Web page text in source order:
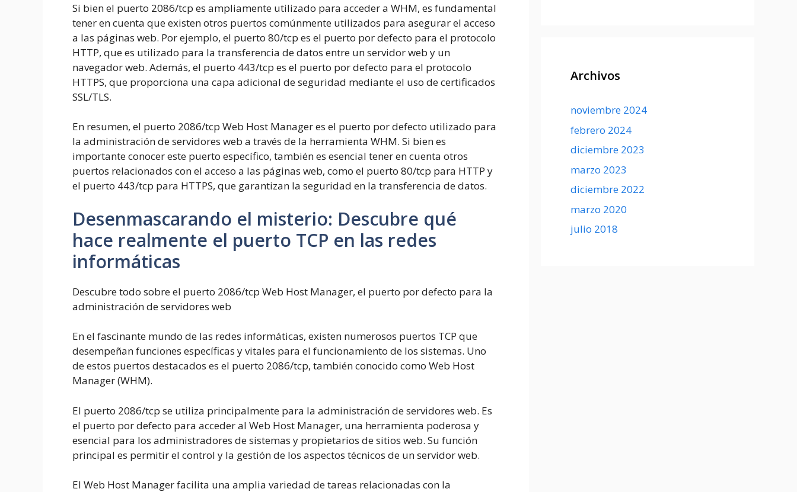
Si bien el puerto 2086/tcp es ampliamente utilizado para acceder a WHM, es fundamental
tener en cuenta que existen otros puertos comúnmente utilizados para asegurar el acceso
a las páginas web. Por ejemplo, el puerto 80/tcp es el puerto por defecto para el protocolo
HTTP, que es utilizado para la transferencia de datos entre un servidor web y un
navegador web. Además, el puerto 443/tcp es el puerto por defecto para el protocolo
HTTPS, que proporciona una capa adicional de seguridad mediante el uso de certificados
SSL/TLS.
En resumen, el puerto 2086/tcp Web Host Manager es el puerto por defecto utilizado para
la administración de servidores web a través de la herramienta WHM. Si bien es
importante conocer este puerto específico, también es esencial tener en cuenta otros
puertos relacionados con el acceso a las páginas web, como el puerto 80/tcp para HTTP y
el puerto 443/tcp para HTTPS, que garantizan la seguridad en la transferencia de datos.
Desenmascarando el misterio: Descubre qué
hace realmente el puerto TCP en las redes
informáticas
Descubre todo sobre el puerto 2086/tcp Web Host Manager, el puerto por defecto para la
administración de servidores web
En el fascinante mundo de las redes informáticas, existen numerosos puertos TCP que
desempeñan funciones específicas y vitales para el funcionamiento de los sistemas. Uno
de estos puertos destacados es el puerto 2086/tcp, también conocido como Web Host
Manager (WHM).
El puerto 2086/tcp se utiliza principalmente para la administración de servidores web. Es
el puerto por defecto para acceder al Web Host Manager, una herramienta poderosa y
esencial para los administradores de sistemas y propietarios de sitios web. Su función
principal es permitir el control y la gestión de los aspectos técnicos de un servidor web.
El Web Host Manager facilita una amplia variedad de tareas relacionadas con la
Archivos
noviembre 2024
febrero 2024
diciembre 2023
marzo 2023
diciembre 2022
marzo 2020
julio 2018